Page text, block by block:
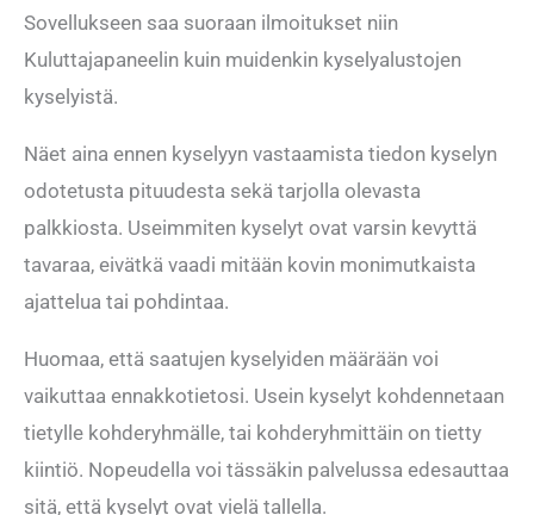
Sovellukseen saa suoraan ilmoitukset niin
Kuluttajapaneelin kuin muidenkin kyselyalustojen
kyselyistä.
Näet aina ennen kyselyyn vastaamista tiedon kyselyn
odotetusta pituudesta sekä tarjolla olevasta
palkkiosta. Useimmiten kyselyt ovat varsin kevyttä
tavaraa, eivätkä vaadi mitään kovin monimutkaista
ajattelua tai pohdintaa.
Huomaa, että saatujen kyselyiden määrään voi
vaikuttaa ennakkotietosi. Usein kyselyt kohdennetaan
tietylle kohderyhmälle, tai kohderyhmittäin on tietty
kiintiö. Nopeudella voi tässäkin palvelussa edesauttaa
sitä, että kyselyt ovat vielä tallella.